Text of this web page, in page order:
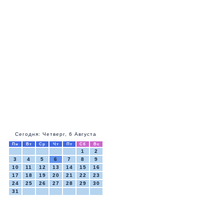
Сегодня: Четверг, 6 Августа
Пн Вт Ср Чт Пт Сб Вс
1
2
3
4 5 6 7 8
9
10
11 12 13 14 15
16
17
18 19 20 21 22
23
24
25 26 27 28 29
30
31